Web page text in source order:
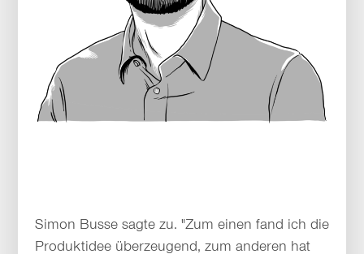
Simon Busse sagte zu. "Zum einen fand ich die
Produktidee überzeugend, zum anderen hat